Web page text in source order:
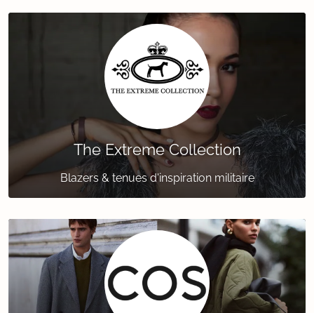
The Extreme Collection
Blazers & tenues d'inspiration militaire